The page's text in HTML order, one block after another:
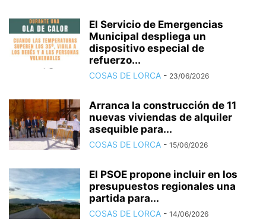
El Servicio de Emergencias
Municipal despliega un
dispositivo especial de
refuerzo...
COSAS DE LORCA - 23/06/2026
Arranca la construcción de 11
nuevas viviendas de alquiler
asequible para...
COSAS DE LORCA - 15/06/2026
El PSOE propone incluir en los
presupuestos regionales una
partida para...
COSAS DE LORCA - 14/06/2026